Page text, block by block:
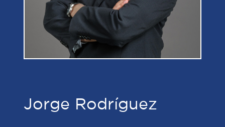
Jorge Rodríguez